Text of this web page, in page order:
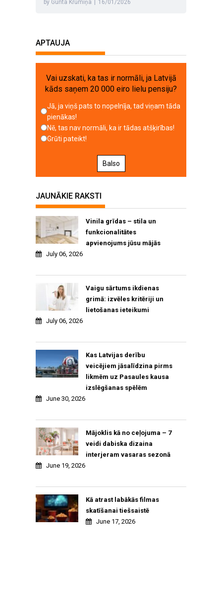
by Gunta Krūmiņa 16/01/2026
APTAUJA
Vai uzskati, ka tas ir normāli, ja Latvijā
kāds saņem 20 000 eiro lielu pensiju?
Jā, ja viņš pats to nopelnīja, tad viņam tāda
pienākas!
Nē, tas nav normāli, ka ir tādas atšķirības!
Grūti pateikt!
Balso
JAUNĀKIE RAKSTI
Vinila grīdas – stila un
funkcionalitātes
apvienojums jūsu mājās
July 06, 2026
Vaigu sārtums ikdienas
grimā: izvēles kritēriji un
lietošanas ieteikumi
July 06, 2026
Kas Latvijas derību
veicējiem jāsalīdzina pirms
likmēm uz Pasaules kausa
izslēgšanas spēlēm
June 30, 2026
Mājoklis kā no ceļojuma – 7
veidi dabiska dizaina
interjeram vasaras sezonā
June 19, 2026
Kā atrast labākās filmas
skatīšanai tiešsaistē
June 17, 2026